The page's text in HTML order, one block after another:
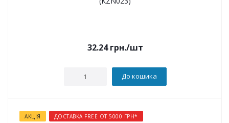
32.24грн./шт
До кошика
АКЦІЯ ДОСТАВКА FREE ОТ 5000 ГРН*